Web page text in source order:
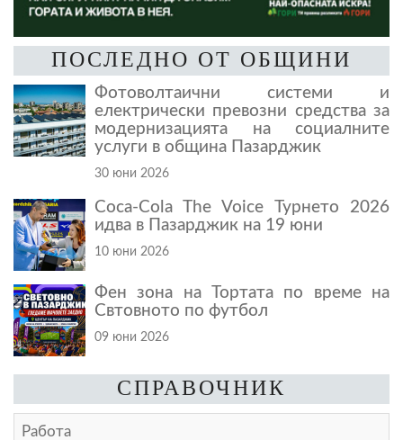
ПОСЛЕДНО ОТ ОБЩИНИ
Фотоволтаични системи и
електрически превозни средства за
модернизацията на социалните
услуги в община Пазарджик
30 юни 2026
Coca-Cola The Voice Турнето 2026
идва в Пазарджик на 19 юни
10 юни 2026
Фен зона на Тортата по време на
Свтовното по футбол
09 юни 2026
СПРАВОЧНИК
Работа